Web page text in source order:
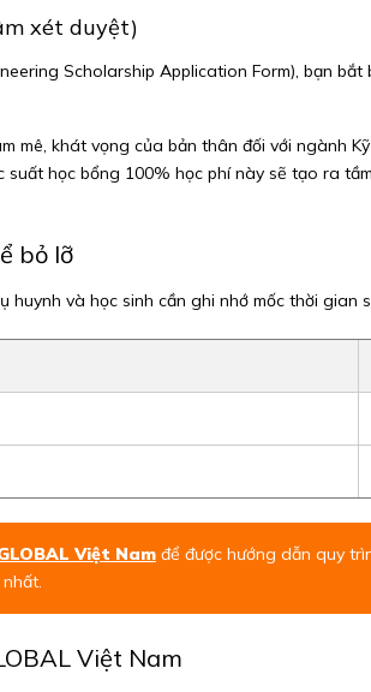
xét duyệt)
Scholarship Application Form), bạn
mê, khát vọng của bản thân đối với ngành
suất học bổng 100% học phí này sẽ tạo ra
bỏ lỡ
và học sinh cần ghi nhớ mốc thời gian
Việt Nam để được hướng dẫn quy
Việt Nam